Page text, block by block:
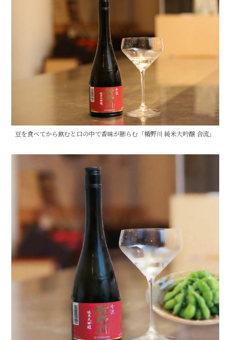
豆を食べてから飲むと口の中で香味が膨らむ「楯野川 純米大吟醸 合流」